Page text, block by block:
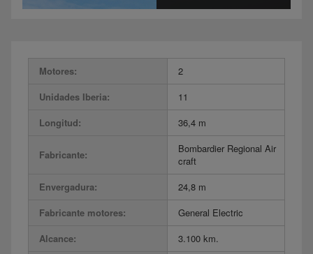
Motores:
2
Unidades Iberia:
11
Longitud:
36,4 m
Fabricante:
Bombardier Regional Air
craft
Envergadura:
24,8 m
Fabricante motores:
General Electric
Alcance:
3.100 km.